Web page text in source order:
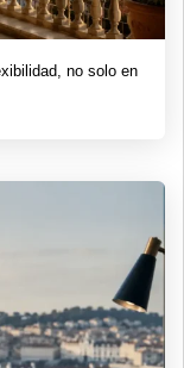
no solo en